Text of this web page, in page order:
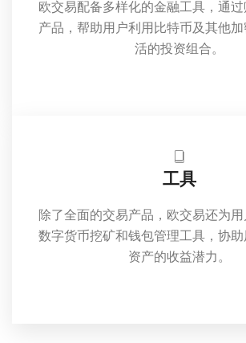
欧交易配备多样化的金融工具，通
产品，帮助用户利用比特币及其他
活的投资组合。
工具
除了全面的交易产品，欧交易还为
数字货币挖矿和钱包管理工具，协
资产的收益潜力。